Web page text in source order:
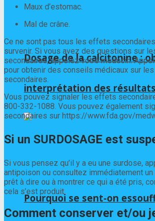
Dosage de la calcitonine :
interprétation des résultats
Pourquoi se sent-on
Maux d’estomac.
Mal de crâne.
Ce ne sont pas tous les effets
survenir. Si vous avez des questions sur
secondaires, appelez votre médecin.
pour obtenir des conseils médicaux sur
secondaires.
Vous pouvez signaler les effets
800-332-1088. Vous pouvez également
secondaires sur https://www.fda.gov/
Si un SURDOSAGE est
Si vous pensez qu’il y a eu une surdose,
antipoison ou consultez immédiatement
prêt à dire ou à montrer ce qui a été pris,
cela s’est produit.
Comment conserver et/ou